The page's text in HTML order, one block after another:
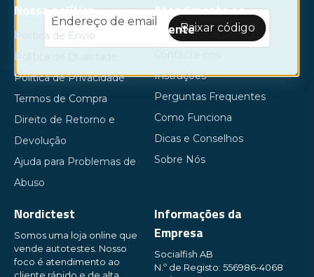
email
Endereço de email Baixar código
Nossa política
Política de Envio
Política de Qualidade
Política de Privacidade
Termos de Compra
Direito de Retorno e
Devolução
Ajuda para Problemas de
Abuso
Atendimento ao
Cliente
Instruções
Perguntas Frequentes
Como Funciona
Dicas e Conselhos
Sobre Nós
Nordictest
Somos uma loja online que
vende autotestes. Nosso
foco é atendimento ao
Informações da
Empresa
Socialfish AB
N.º de Registo: 556986-4068